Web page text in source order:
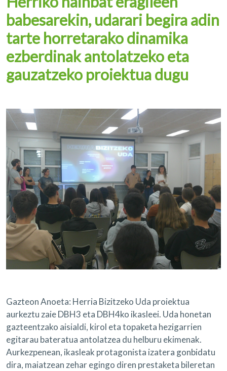
babesarekin, udarari begira adin
tarte horretarako dinamika
ezberdinak antolatzeko eta
gauzatzeko proiektua dugu
Gazteon Anoeta: Herria Bizitzeko Uda proiektua
aurkeztu zaie DBH3 eta DBH4ko ikasleei. Uda honetan
gazteentzako aisialdi, kirol eta topaketa hezigarrien
egitarau bateratua antolatzea du helburu ekimenak.
Aurkezpenean, ikasleak protagonista izatera gonbidatu
dira, maiatzean zehar egingo diren prestaketa bileretan